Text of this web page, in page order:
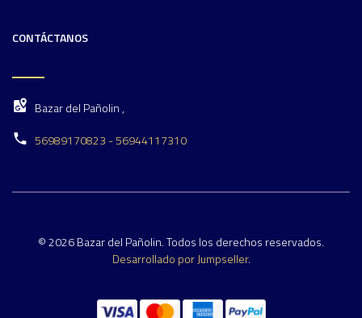
CONTÁCTANOS
Bazar del Pañolin ,
56989170823 - 56944117310
© 2026 Bazar del Pañolin. Todos los derechos reservados.
Desarrollado por Jumpseller.